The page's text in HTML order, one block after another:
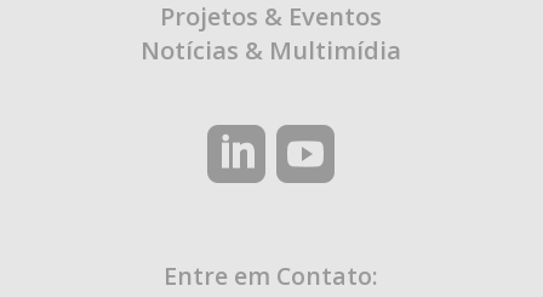
Projetos & Eventos
Notícias & Multimídia
Entre em Contato: